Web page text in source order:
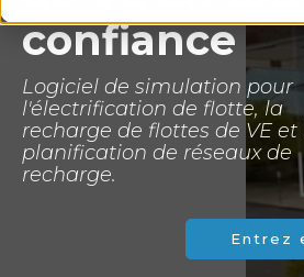
confiance
Logiciel de simulation pour
l'électrification de flotte, la
recharge de flottes de VE et
planification de réseaux de
recharge.
Entrez